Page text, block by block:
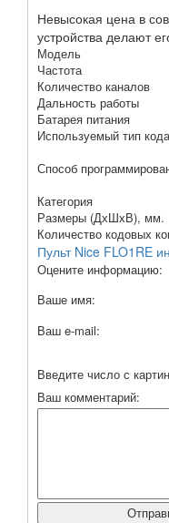
Невысокая цена в
устройства делают
Модель
Частота
Количество каналов
Дальность работы
Батарея питания
Используемый тип кода
Способ
Категория
Размеры (ДхШхВ), мм.
Количество кодовых
Пульт Nice FLO1RE
Оцените информацию:
Ваше имя:
Ваш e-mail:
Введите число с
Ваш комментарий: